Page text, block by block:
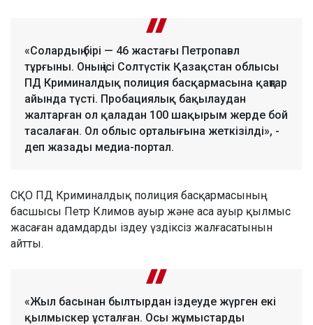
«Солардың бірі — 46 жастағы Петропавл
тұрғыны. Оның ісі Солтүстік Қазақстан облысы
ПД Криминалдық полиция басқармасына қаңтар
айында түсті. Пробациялық бақылаудан
жалтарған ол қаладан 100 шақырым жерде бой
тасалаған. Ол облыс орталығына жеткізілді», -
деп жазады медиа-портал.
СҚО ПД Криминалдық полиция басқармасының
басшысы Петр Климов ауыр және аса ауыр қылмыс
жасаған адамдарды іздеу үздіксіз жалғасатынын
айтты.
«Жыл басынан былтырдан іздеуде жүрген екі
қылмыскер ұсталған. Осы жұмыстарды